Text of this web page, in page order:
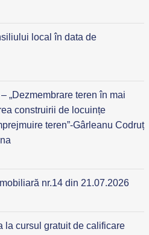
local în data de
„Dezmembrare teren în mai
construirii de locuințe
teren”-Gârleanu Codruț
nr.14 din 21.07.2026
la cursul gratuit de calificare